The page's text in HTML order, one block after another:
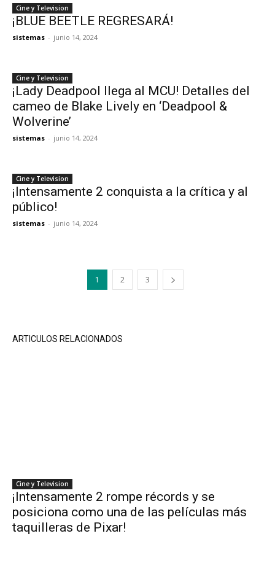
Cine y Television
¡BLUE BEETLE REGRESARÁ!
sistemas - junio 14, 2024
Cine y Television
¡Lady Deadpool llega al MCU! Detalles del
cameo de Blake Lively en ‘Deadpool &
Wolverine’
sistemas - junio 14, 2024
Cine y Television
¡Intensamente 2 conquista a la crítica y al
público!
sistemas - junio 14, 2024
1 2 3
ARTICULOS RELACIONADOS
Cine y Television
¡Intensamente 2 rompe récords y se
posiciona como una de las películas más
taquilleras de Pixar!